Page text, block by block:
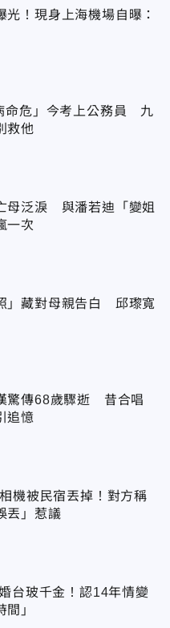
光！現身上海機場自曝：
命危」今考上公務員 九
救他
母泛淚 與潘若迪「變姐
一次
」藏對母親告白 邱瓈寬
驚傳68歲驟逝 昔合唱
追憶
機被民宿丟掉！對方稱
丟」惹議
台玻千金！認14年情變
間」